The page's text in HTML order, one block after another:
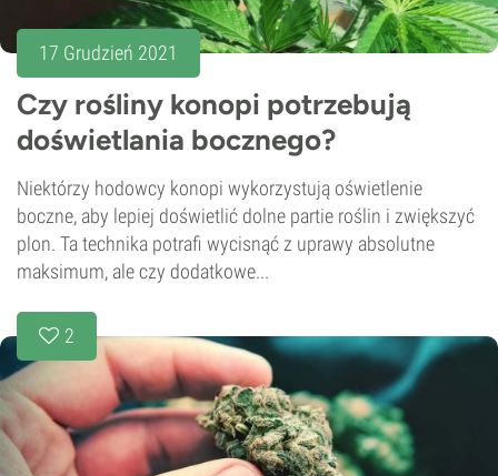
17 Grudzień 2021
Czy rośliny konopi potrzebują
doświetlania bocznego?
Niektórzy hodowcy konopi wykorzystują oświetlenie
boczne, aby lepiej doświetlić dolne partie roślin i zwiększyć
plon. Ta technika potrafi wycisnąć z uprawy absolutne
maksimum, ale czy dodatkowe...
2